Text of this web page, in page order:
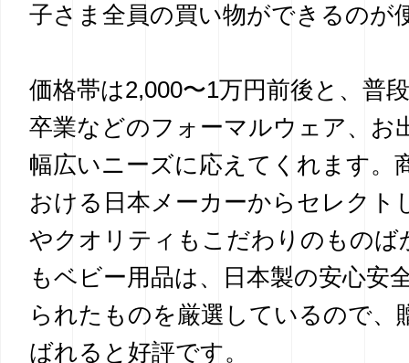
子さま全員の買い物ができるのが
価格帯は2,000〜1万円前後と、普
卒業などのフォーマルウェア、お
幅広いニーズに応えてくれます。
おける日本メーカーからセレクト
やクオリティもこだわりのものば
もベビー用品は、日本製の安心安
られたものを厳選しているので、
ばれると好評です。